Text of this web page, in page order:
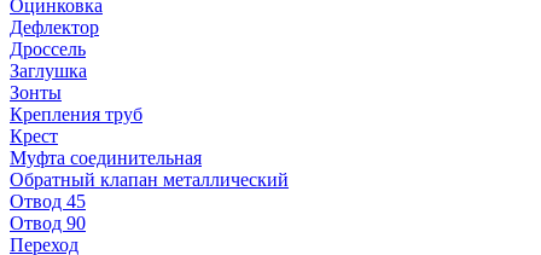
Оцинковка
Дефлектор
Дроссель
Заглушка
Зонты
Крепления труб
Крест
Муфта соединительная
Обратный клапан металлический
Отвод 45
Отвод 90
Переход